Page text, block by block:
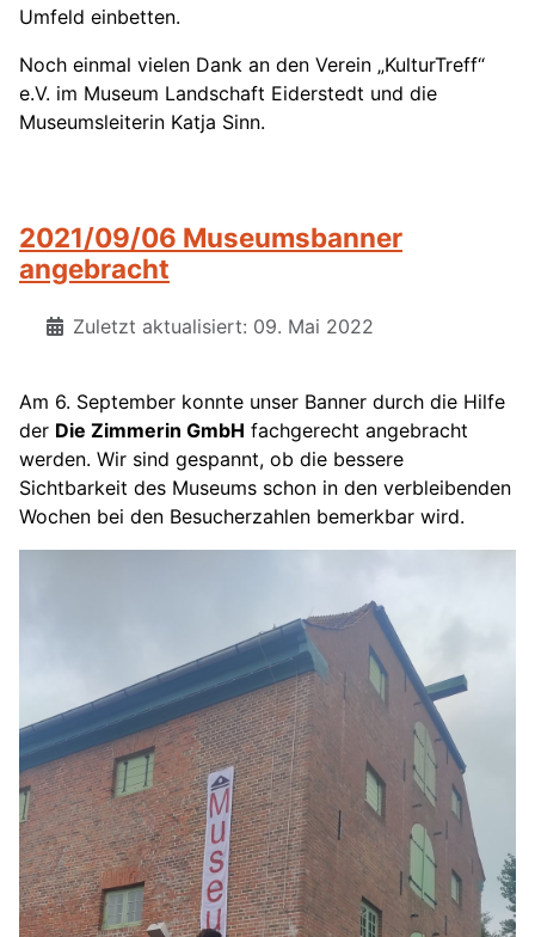
Umfeld einbetten.
Noch einmal vielen Dank an den Verein „KulturTreff“
e.V. im Museum Landschaft Eiderstedt und die
Museumsleiterin Katja Sinn.
2021/09/06 Museumsbanner
angebracht
Zuletzt aktualisiert: 09. Mai 2022
Am 6. September konnte unser Banner durch die Hilfe
der Die Zimmerin GmbH fachgerecht angebracht
werden. Wir sind gespannt, ob die bessere
Sichtbarkeit des Museums schon in den verbleibenden
Wochen bei den Besucherzahlen bemerkbar wird.